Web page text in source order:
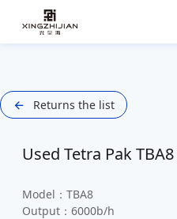
 Returns the list
Used Tetra Pak TBA8
Model：TBA8
Output：6000b/h